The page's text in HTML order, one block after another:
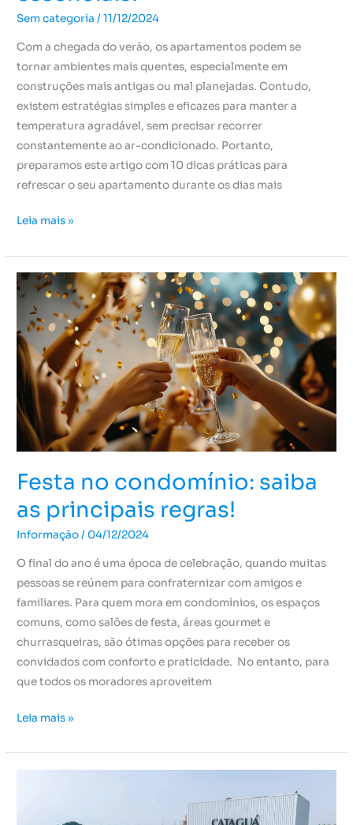
Sem categoria /11/12/2024
Com a chegada do verão, os apartamentos podem se
tornar ambientes mais quentes, especialmente em
construções mais antigas ou mal planejadas. Contudo,
existem estratégias simples e eficazes para manter a
temperatura agradável, sem precisar recorrer
constantemente ao ar-condicionado. Portanto,
preparamos este artigo com 10 dicas práticas para
refrescar o seu apartamento durante os dias mais
Leia mais »
Festa no condomínio: saiba
as principais regras!
Informação/ 04/12/2024
O final do ano é uma época de celebração, quando muitas
pessoas se reúnem para confraternizar com amigos e
familiares. Para quem mora em condomínios, os espaços
comuns, como salões de festa, áreas gourmet e
churrasqueiras, são ótimas opções para receber os
convidados com conforto e praticidade. No entanto, para
que todos os moradores aproveitem
Festa
no
condomínio:
saiba
as
principais
regras!
Leia mais »